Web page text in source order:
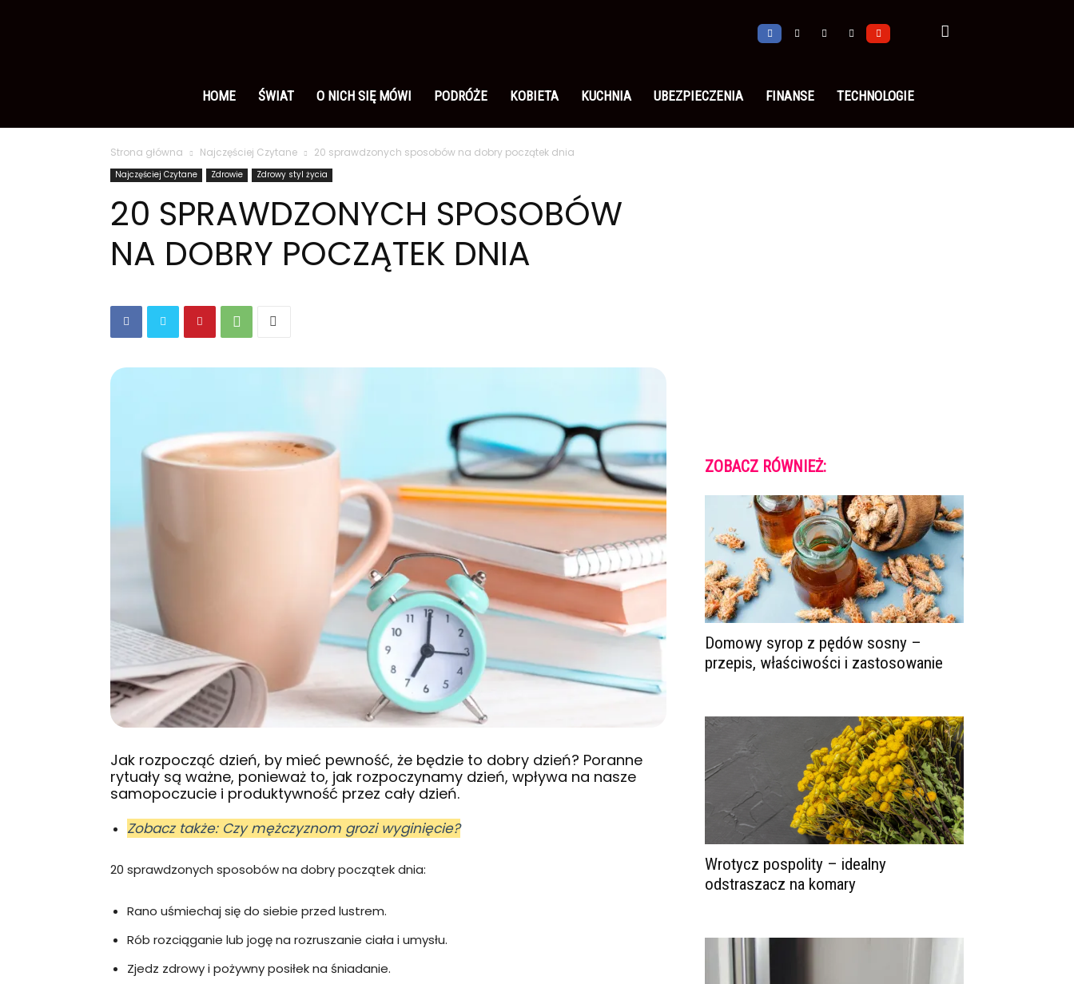
polsku
HOME ŚWIAT O NICH SIĘ MÓWI PODRÓŻE KOBIETA KUCHNIA UBEZPIECZENIA FINANSE TECHNOLOGIE
Strona główna Najczęściej Czytane 20 sprawdzonych sposobów na dobry początek dnia
Najczęściej Czytane Zdrowie Zdrowy styl życia
20 SPRAWDZONYCH SPOSOBÓW
NA DOBRY POCZĄTEK DNIA
Jak rozpocząć dzień, by mieć pewność, że będzie to dobry dzień? Poranne
rytuały są ważne, ponieważ to, jak rozpoczynamy dzień, wpływa na nasze
samopoczucie i produktywność przez cały dzień.
Zobacz także: Czy mężczyznom grozi wyginięcie?
20 sprawdzonych sposobów na dobry początek dnia:
Rano uśmiechaj się do siebie przed lustrem.
Rób rozciąganie lub jogę na rozruszanie ciała i umysłu.
Zjedz zdrowy i pożywny posiłek na śniadanie.
ZOBACZ RÓWNIEŻ:
Domowy syrop z pędów sosny –
przepis, właściwości i zastosowanie
Wrotycz pospolity – idealny
odstraszacz na komary